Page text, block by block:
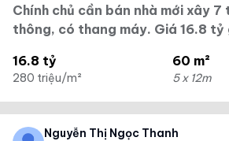
Chính chủ cần bán nhà mới xây
thông, có thang máy. Giá 16.8 tỷ
16.8 tỷ
280 triệu/m²
60 m²
5 x 12m
Nguyễn Thị Ngọc Thanh